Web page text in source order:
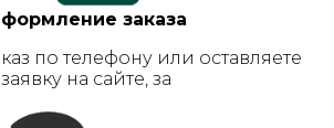
заказа
по телефону или оставляете
заявку на сайте, за